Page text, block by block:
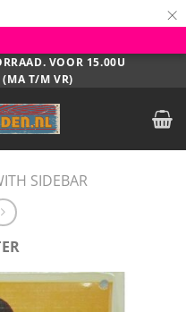
×
VOOR 15.00U
(MA T/M VR)
SIDEBAR